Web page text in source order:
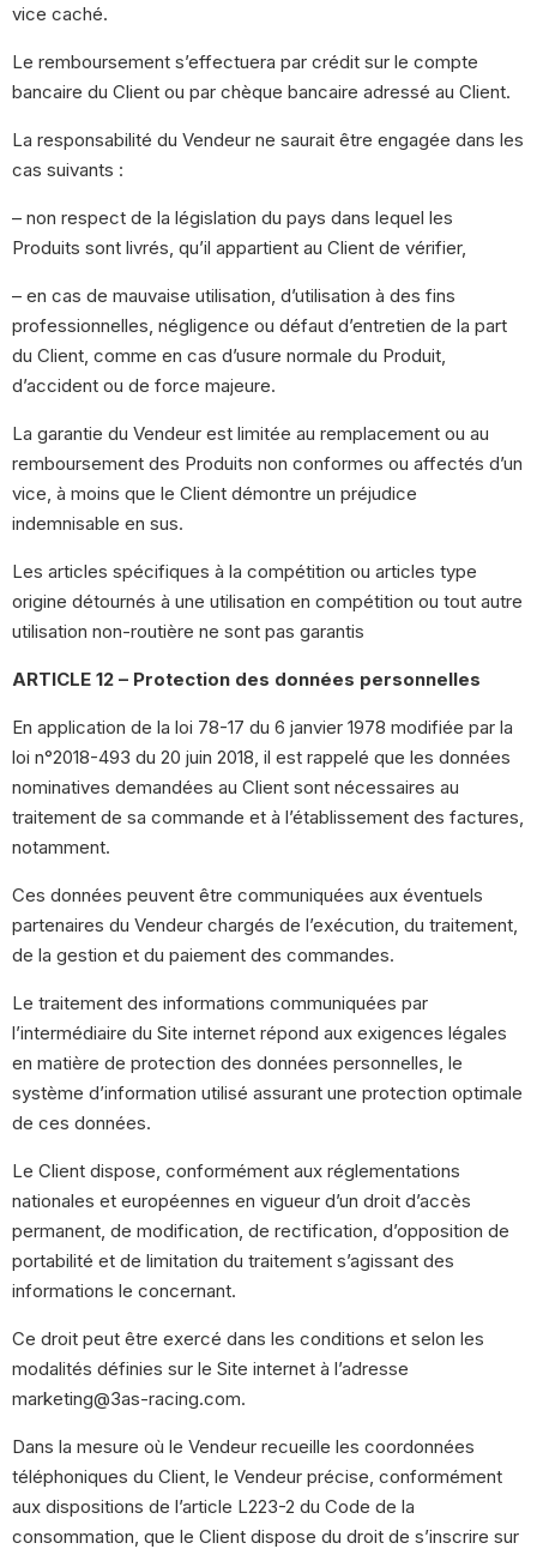
vice caché.
Le remboursement s’effectuera par crédit sur le compte
bancaire du Client ou par chèque bancaire adressé au Client.
La responsabilité du Vendeur ne saurait être engagée dans les
cas suivants :
– non respect de la législation du pays dans lequel les
Produits sont livrés, qu’il appartient au Client de vérifier,
– en cas de mauvaise utilisation, d’utilisation à des fins
professionnelles, négligence ou défaut d’entretien de la part
du Client, comme en cas d’usure normale du Produit,
d’accident ou de force majeure.
La garantie du Vendeur est limitée au remplacement ou au
remboursement des Produits non conformes ou affectés d’un
vice, à moins que le Client démontre un préjudice
indemnisable en sus.
Les articles spécifiques à la compétition ou articles type
origine détournés à une utilisation en compétition ou tout autre
utilisation non-routière ne sont pas garantis
ARTICLE 12 – Protection des données personnelles
En application de la loi 78-17 du 6 janvier 1978 modifiée par la
loi n°2018-493 du 20 juin 2018, il est rappelé que les données
nominatives demandées au Client sont nécessaires au
traitement de sa commande et à l’établissement des factures,
notamment.
Ces données peuvent être communiquées aux éventuels
partenaires du Vendeur chargés de l’exécution, du traitement,
de la gestion et du paiement des commandes.
Le traitement des informations communiquées par
l’intermédiaire du Site internet répond aux exigences légales
en matière de protection des données personnelles, le
système d’information utilisé assurant une protection optimale
de ces données.
Le Client dispose, conformément aux réglementations
nationales et européennes en vigueur d’un droit d’accès
permanent, de modification, de rectification, d’opposition de
portabilité et de limitation du traitement s’agissant des
informations le concernant.
Ce droit peut être exercé dans les conditions et selon les
modalités définies sur le Site internet à l’adresse
marketing@3as-racing.com.
Dans la mesure où le Vendeur recueille les coordonnées
téléphoniques du Client, le Vendeur précise, conformément
aux dispositions de l’article L223-2 du Code de la
consommation, que le Client dispose du droit de s’inscrire sur